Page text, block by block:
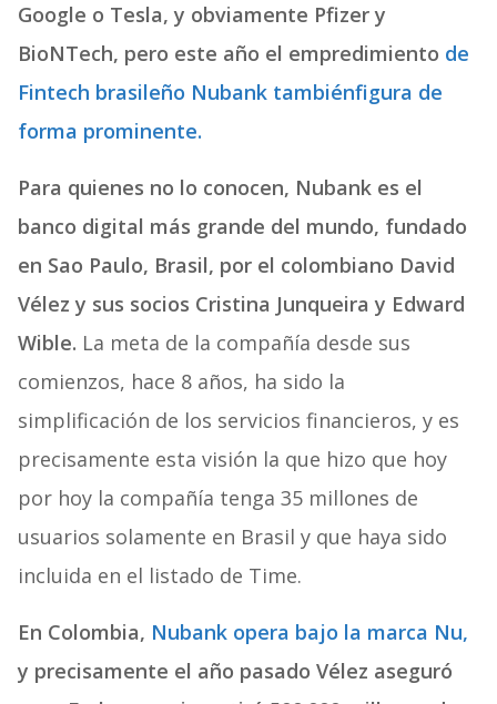
Google o Tesla, y obviamente Pfizer y
BioNTech, pero este año el empredimiento de
Fintech brasileño Nubank tambiénfigura de
forma prominente.
Para quienes no lo conocen, Nubank es el
banco digital más grande del mundo, fundado
en Sao Paulo, Brasil, por el colombiano David
Vélez y sus socios Cristina Junqueira y Edward
Wible. La meta de la compañía desde sus
comienzos, hace 8 años, ha sido la
simplificación de los servicios financieros, y es
precisamente esta visión la que hizo que hoy
por hoy la compañía tenga 35 millones de
usuarios solamente en Brasil y que haya sido
incluida en el listado de Time.
En Colombia, Nubank opera bajo la marca Nu,
y precisamente el año pasado Vélez aseguró